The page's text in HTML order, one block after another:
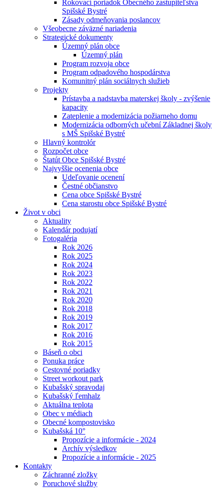
Rokovací poriadok Obecného zastupiteľstva
Spišské Bystré
Zásady odmeňovania poslancov
Všeobecne záväzné nariadenia
Strategické dokumenty
Územný plán obce
Územný plán
Program rozvoja obce
Program odpadového hospodárstva
Komunitný plán sociálnych služieb
Projekty
Prístavba a nadstavba materskej školy - zvýšenie
kapacity
Zateplenie a modernizácia požiarneho domu
Modernizácia odborných učební Základnej školy
s MŠ Spišské Bystré
Hlavný kontrolór
Rozpočet obce
Štatút Obce Spišské Bystré
Najvyššie ocenenia obce
Udeľovanie ocenení
Čestné občianstvo
Cena obce Spišské Bystré
Cena starostu obce Spišské Bystré
Život v obci
Aktuality
Kalendár podujatí
Fotogaléria
Rok 2026
Rok 2025
Rok 2024
Rok 2023
Rok 2022
Rok 2021
Rok 2020
Rok 2018
Rok 2019
Rok 2017
Rok 2016
Rok 2015
Báseň o obci
Ponuka práce
Cestovné poriadky
Street workout park
Kubašský spravodaj
Kubašský ľemhalz
Aktuálna teplota
Obec v médiach
Obecné kompostovisko
Kubašská 10°
Propozície a informácie - 2024
Archív výsledkov
Propozície a informácie - 2025
Kontakty
Záchranné zložky
Poruchové služby